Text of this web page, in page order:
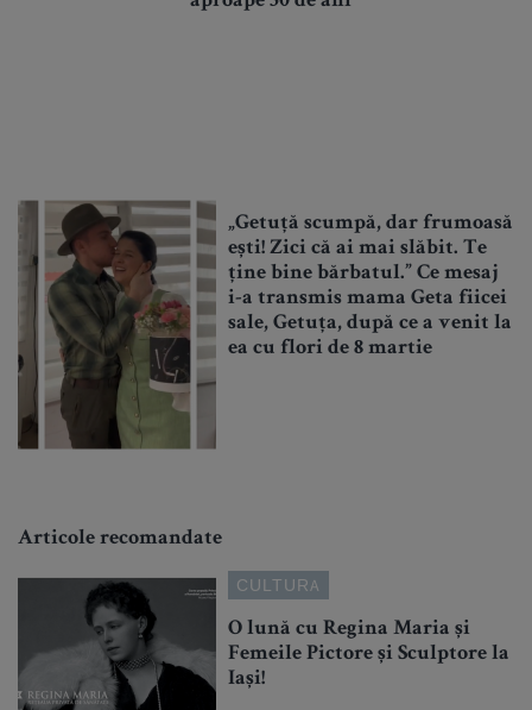
„Getuță scumpă, dar frumoasă
ești! Zici că ai mai slăbit. Te
ține bine bărbatul.” Ce mesaj
i-a transmis mama Geta fiicei
sale, Getuța, după ce a venit la
ea cu flori de 8 martie
Articole recomandate
CULTURA
O lună cu Regina Maria și
Femeile Pictore și Sculptore la
Iași!